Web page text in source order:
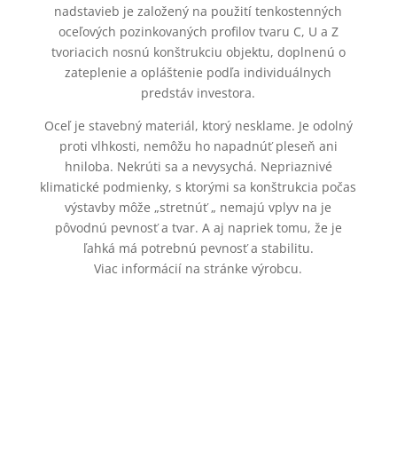
nadstavieb je založený na použití tenkostenných
oceľových pozinkovaných profilov tvaru C, U a Z
tvoriacich nosnú konštrukciu objektu, doplnenú o
zateplenie a opláštenie podľa individuálnych
predstáv investora.
Oceľ je stavebný materiál, ktorý nesklame. Je odolný
proti vlhkosti, nemôžu ho napadnúť pleseň ani
hniloba. Nekrúti sa a nevysychá. Nepriaznivé
klimatické podmienky, s ktorými sa konštrukcia počas
výstavby môže „stretnúť „ nemajú vplyv na je
pôvodnú pevnosť a tvar. A aj napriek tomu, že je
ľahká má potrebnú pevnosť a stabilitu.
Viac informácií na stránke výrobcu.